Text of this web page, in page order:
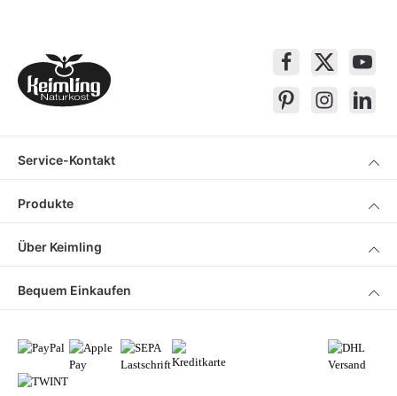
Service-Kontakt
Produkte
Über Keimling
Bequem Einkaufen